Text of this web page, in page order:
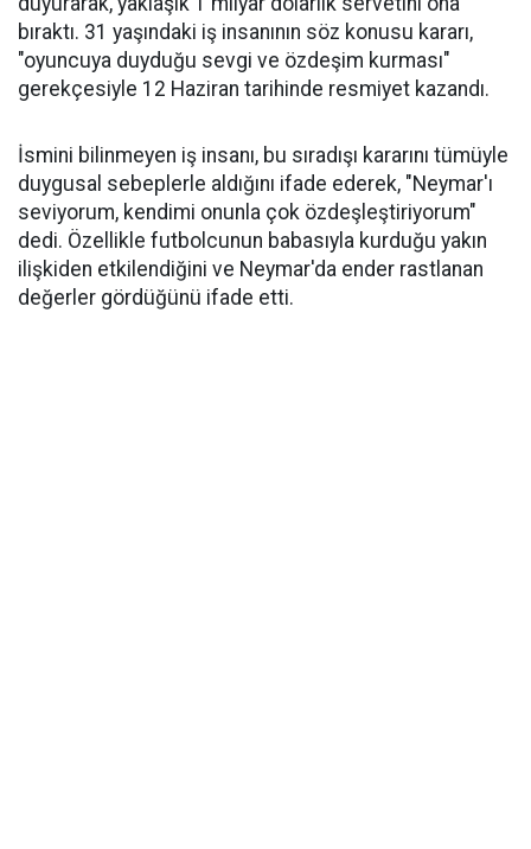
bıraktı. 31 yaşındaki iş insanının söz konusu kararı,
"oyuncuya duyduğu sevgi ve özdeşim kurması"
gerekçesiyle 12 Haziran tarihinde resmiyet kazandı.
İsmini bilinmeyen iş insanı, bu sıradışı kararını tümüyle
duygusal sebeplerle aldığını ifade ederek, "Neymar'ı
seviyorum, kendimi onunla çok özdeşleştiriyorum"
dedi. Özellikle futbolcunun babasıyla kurduğu yakın
ilişkiden etkilendiğini ve Neymar'da ender rastlanan
değerler gördüğünü ifade etti.